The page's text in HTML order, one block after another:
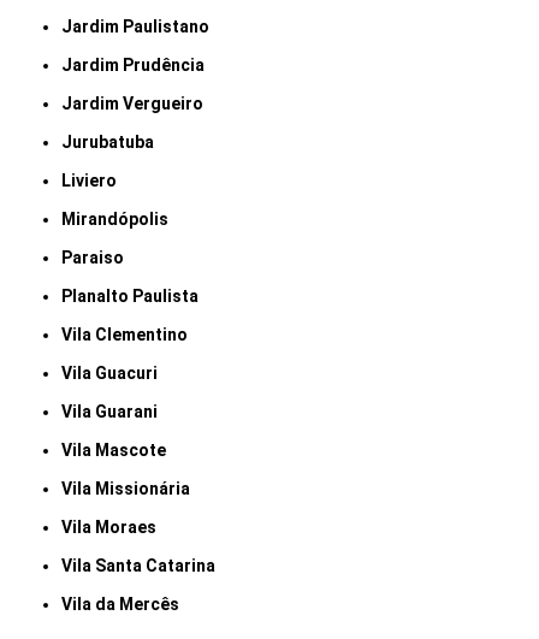
Jardim Paulistano
Jardim Prudência
Jardim Vergueiro
Jurubatuba
Liviero
Mirandópolis
Paraiso
Planalto Paulista
Vila Clementino
Vila Guacuri
Vila Guarani
Vila Mascote
Vila Missionária
Vila Moraes
Vila Santa Catarina
Vila da Mercês